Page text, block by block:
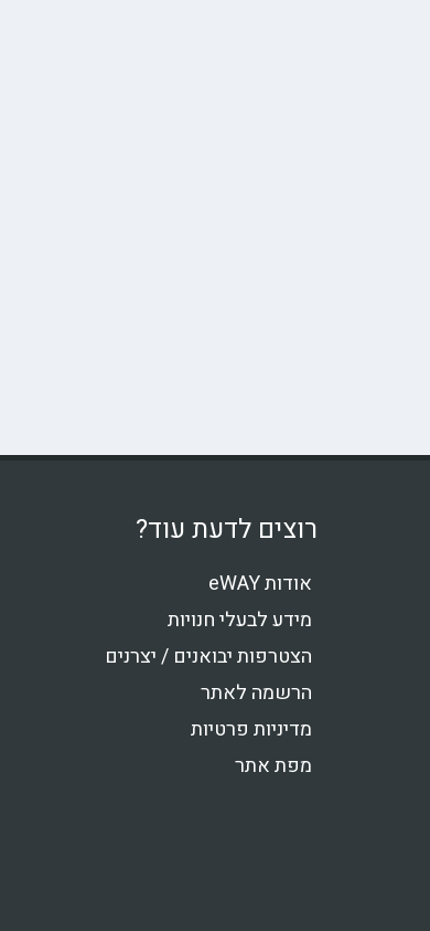
רוצים לדעת עוד?
אודות eWAY
מידע לבעלי חנויות
הצטרפות יבואנים / יצרנים
הרשמה לאתר
מדיניות פרטיות
מפת אתר